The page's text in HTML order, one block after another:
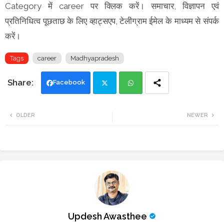
Category में career पर क्लिक करें। समाचार, विज्ञापन एवं
प्रतिनिधित्व पूछताछ के लिए व्हाट्सएप, टेलीग्राम ईमेल के माध्यम से संपर्क
करें।
Tags career Madhyapradesh
Facebook
NEWER
OLDER
Updesh Awasthee